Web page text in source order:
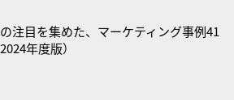
注目を集めた、マーケティング事例41
年度版）